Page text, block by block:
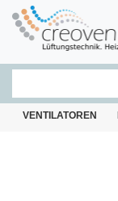
VENTILATOREN